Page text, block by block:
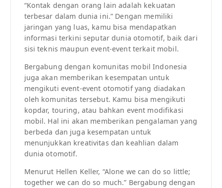
“Kontak dengan orang lain adalah kekuatan
terbesar dalam dunia ini.” Dengan memiliki
jaringan yang luas, kamu bisa mendapatkan
informasi terkini seputar dunia otomotif, baik dari
sisi teknis maupun event-event terkait mobil.
Bergabung dengan komunitas mobil Indonesia
juga akan memberikan kesempatan untuk
mengikuti event-event otomotif yang diadakan
oleh komunitas tersebut. Kamu bisa mengikuti
kopdar, touring, atau bahkan event modifikasi
mobil. Hal ini akan memberikan pengalaman yang
berbeda dan juga kesempatan untuk
menunjukkan kreativitas dan keahlian dalam
dunia otomotif.
Menurut Hellen Keller, “Alone we can do so little;
together we can do so much.” Bergabung dengan